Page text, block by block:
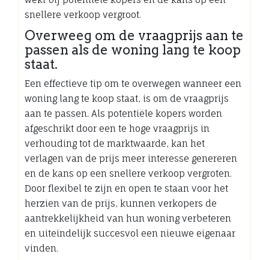
snellere verkoop vergroot.
Overweeg om de vraagprijs aan te
passen als de woning lang te koop
staat.
Een effectieve tip om te overwegen wanneer een
woning lang te koop staat, is om de vraagprijs
aan te passen. Als potentiële kopers worden
afgeschrikt door een te hoge vraagprijs in
verhouding tot de marktwaarde, kan het
verlagen van de prijs meer interesse genereren
en de kans op een snellere verkoop vergroten.
Door flexibel te zijn en open te staan voor het
herzien van de prijs, kunnen verkopers de
aantrekkelijkheid van hun woning verbeteren
en uiteindelijk succesvol een nieuwe eigenaar
vinden.